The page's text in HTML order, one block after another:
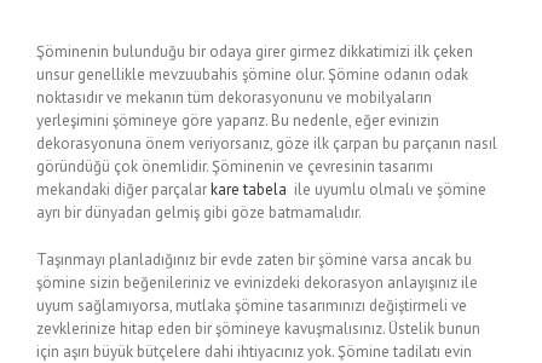
modern_somine (1)
Şöminenin bulunduğu bir odaya girer girmez dikkatimizi ilk çeken
unsur genellikle mevzuubahis şömine olur. Şömine odanın odak
noktasıdır ve mekanın tüm dekorasyonunu ve mobilyaların
yerleşimini şömineye göre yaparız. Bu nedenle, eğer evinizin
dekorasyonuna önem veriyorsanız, göze ilk çarpan bu parçanın nasıl
göründüğü çok önemlidir. Şöminenin ve çevresinin tasarımı
mekandaki diğer parçalarkare tabela ile uyumlu olmalı ve şömine
ayrı bir dünyadan gelmiş gibi göze batmamalıdır.
Taşınmayı planladığınız bir evde zaten bir şömine varsa ancak bu
şömine sizin beğenileriniz ve evinizdeki dekorasyon anlayışınız ile
uyum sağlamıyorsa, mutlaka şömine tasarımınızı değiştirmeli ve
zevklerinize hitap eden bir şömineye kavuşmalısınız. Üstelik bunun
için aşırı büyük bütçelere dahi ihtiyacınız yok. Şömine tadilatı evin